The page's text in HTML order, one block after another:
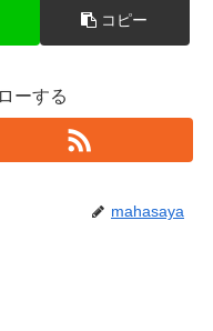
コピー
ーする
mahasaya